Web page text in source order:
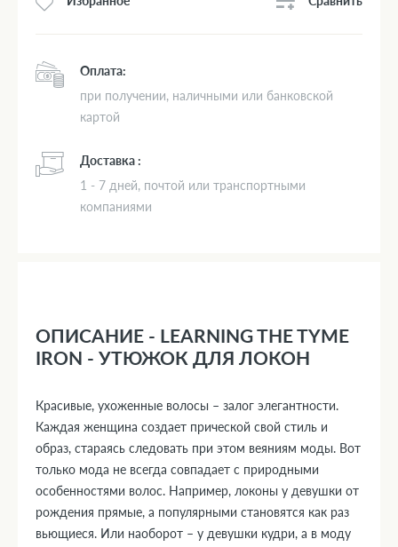
Оплата:
при получении, наличными или банковской
картой
Доставка :
1 - 7 дней, почтой или транспортными
компаниями
ОПИСАНИЕ - LEARNING THE TYME
IRON - УТЮЖОК ДЛЯ ЛОКОН
Красивые, ухоженные волосы – залог элегантности.
Каждая женщина создает прической свой стиль и
образ, стараясь следовать при этом веяниям моды. Вот
только мода не всегда совпадает с природными
особенностями волос. Например, локоны у девушки от
рождения прямые, а популярными становятся как раз
вьющиеся. Или наоборот – у девушки кудри, а в моду